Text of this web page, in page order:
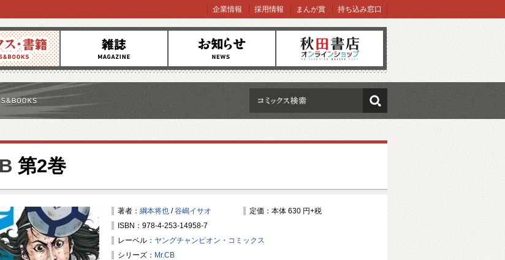
雑誌 お知らせ オンラインショップ
企業情報 採用情報 まんが賞 持ち込み窓口
検索
第2巻
著者： 綱本将也 /谷嶋イサオ
定価：本体 630 円+税
ISBN：978-4-253-14958-7
レーベル： ヤングチャンピオン・コミックス
シリーズ： Mr.CB